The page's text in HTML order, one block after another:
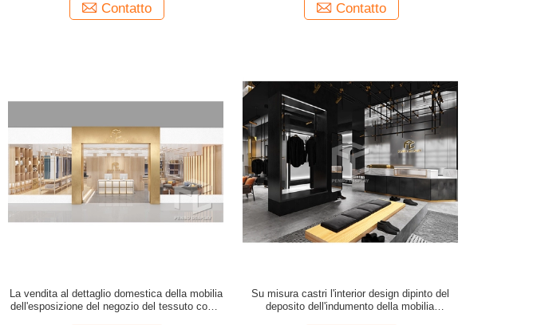
Contatto Contatto
La vendita al dettaglio domestica della mobilia
dell'esposizione del negozio del tessuto copre
Su misura castri l'interior design dipinto del
deposito dell'indumento della mobilia